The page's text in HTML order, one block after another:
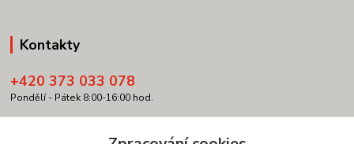
Kontakty
+420 373 033 078
Pondělí - Pátek 8:00-16:00 hod.